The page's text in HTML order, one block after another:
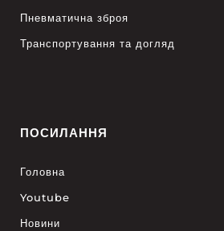
Пневматична зброя
Транспортування та догляд
ПОСИЛАННЯ
Головна
Youtube
Новини